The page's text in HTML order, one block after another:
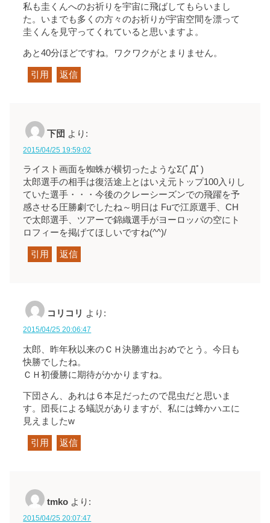
私も圭くんへのお祈りを宇宙に飛ばしてもらいまし
た。いまでも多くの方々のお祈りが宇宙空間を漂って
圭くんを見守ってくれていると思いますよ。
あと40分ほどですね。ワクワクがとまりません。
引用 返信
下団 より:
2015/04/25 19:59:02
ライスト画面を蜘蛛が横切ったようなΣ(ﾟДﾟ)
太郎選手の相手は復活途上とはいえ元トップ100入りし
ていた選手・・・今後のクレーシーズンでの飛躍を予
感させる圧勝劇でしたね～明日は Fuで江原選手、CH
で太郎選手、ツアーで錦織選手がヨーロッパの空にト
ロフィーを掲げてほしいですね(^^)/
引用 返信
コリコリ より:
2015/04/25 20:06:47
太郎、昨年秋以来のＣＨ決勝進出おめでとう。今日も
快勝でしたね。
ＣＨ初優勝に期待がかかりますね。
下団さん、あれは６本足だったので昆虫だと思いま
す。団長による蟻説がありますが、私には蜂かハエに
見えましたw
引用 返信
tmko より:
2015/04/25 20:07:47